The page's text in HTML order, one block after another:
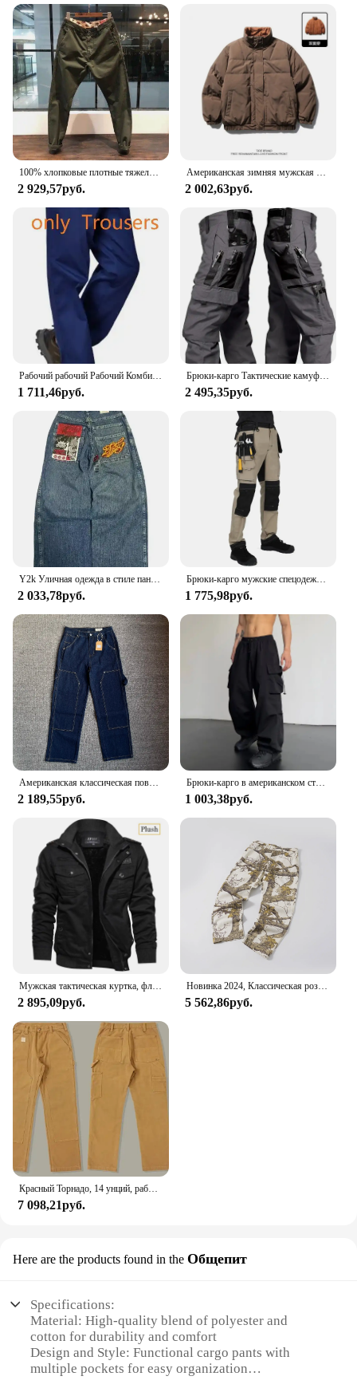
100% хлопковые плотные тяжелые мужские брюки в стиле ретро, американские повседневные узкие прямые брюки для парней, весенняя одежда высокого качества
2 929,57руб.
Американская зимняя мужская и женская двусторонняя рабочая одежда в стиле ретро, толстая куртка для пар, свободный повседневный топ с воротником-стойкой
2 002,63руб.
1 711,46руб.
Брюки-карго Тактические камуфляжные, водонепроницаемые износостойкие брюки с несколькими карманами для тренировок на открытом воздухе
2 495,35руб.
2 033,78руб.
Брюки-карго мужские спецодежда с несколькими карманами уличные походные брюки для бега рабочие брюки мужские с наколенниками
1 775,98руб.
2 189,55руб.
Брюки-карго в американском стиле, повседневные свободные брюки с завязками, универсальные прямые широкие штаны, рабочая одежда
1 003,38руб.
2 895,09руб.
Новинка 2024, Классическая розовая пляжная хлопковая джинсовая куртка REALTREE с вышивкой, с несколькими карманами, на молнии, рабочая одежда, куртка WT994
5 562,86руб.
Красный Торнадо, 14 унций, рабочий комбинезон с двойной передней частью, мужские брюки-карпентер, рабочая одежда
7 098,21руб.
Here are the products found in the Общепит
Specifications:
Material: High-quality blend of polyester and
cotton for durability and comfort
Design and Style: Functional cargo pants with
multiple pockets for easy organization